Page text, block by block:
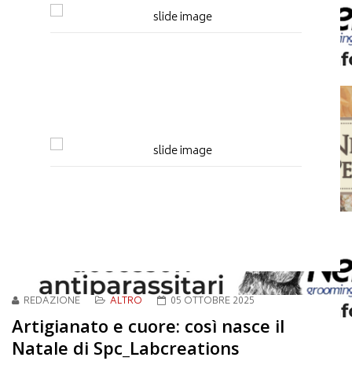
REDAZIONE ALTRO 05 OTTOBRE 2025
Artigianato e cuore: così nasce il
Natale di Spc_Labcreations